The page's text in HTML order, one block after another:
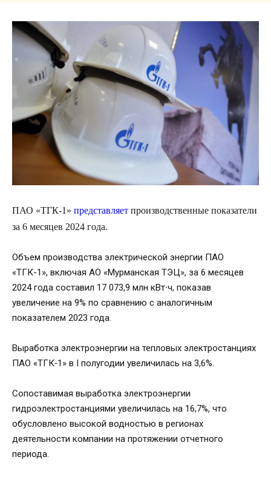
ПАО «ТГК-1» представляет производственные показатели
за 6 месяцев 2024 года.
Объем производства электрической энергии ПАО
«ТГК-1», включая АО «Мурманская ТЭЦ», за 6 месяцев
2024 года составил 17 073,9 млн кВт∙ч, показав
увеличение на 9% по сравнению с аналогичным
показателем 2023 года.
Выработка электроэнергии на тепловых электростанциях
ПАО «ТГК‑1» в I полугодии увеличилась на 3,6%.
Сопоставимая выработка электроэнергии
гидроэлектростанциями увеличилась на 16,7%, что
обусловлено высокой водностью в регионах
деятельности компании на протяжении отчетного
периода.